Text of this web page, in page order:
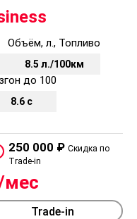
Объём, л., Топливо
8.5 л./100км
до 100
8.6 с
250 000 ₽ Скидка по
Trade-in
Trade-in